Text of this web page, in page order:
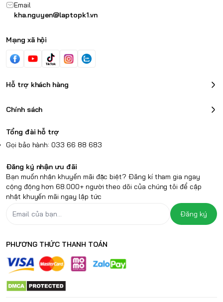
Email
kha.nguyen@laptopk1.vn
Mạng xã hội
Hỗ trợ khách hàng
Chính sách
Tổng đài hỗ trợ
Gọi bảo hành: 033 66 88 683
Đăng ký nhận ưu đãi
Bạn muốn nhận khuyến mãi đặc biệt? Đăng kí tham gia ngay
cộng động hơn 68.000+ người theo dõi của chúng tôi để cập
nhật khuyến mãi ngay lập tức
Đăng ký
PHƯƠNG THỨC THANH TOÁN